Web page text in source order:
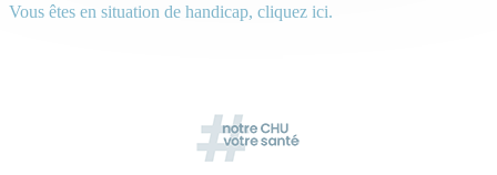
Vous êtes en situation de handicap, cliquez ici.